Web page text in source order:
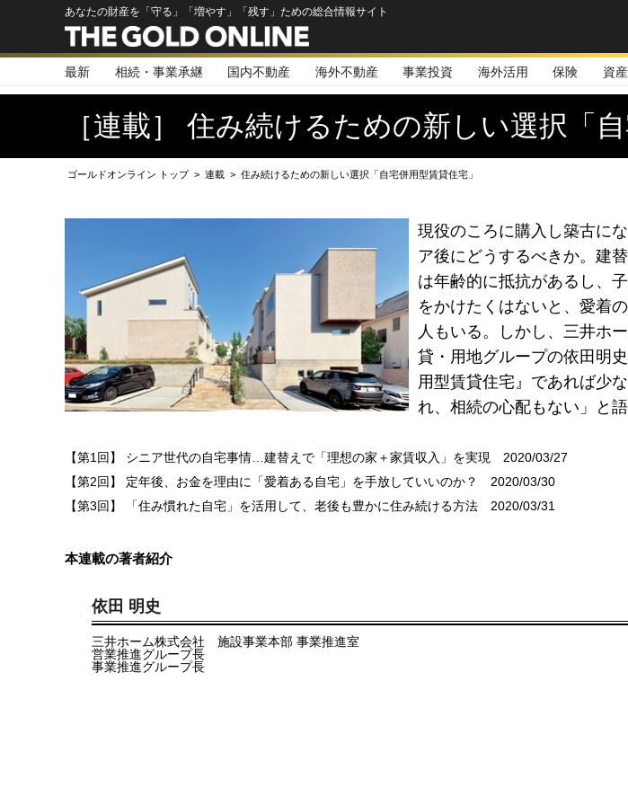
あなたの財産を「守る」「増やす」「残す」ための総合情報サイト
最新 相続・事業承継 国内不動産 海外不動産 事業投資 海外活用 保険 資
［連載］ 住み続けるための新しい選択「
ゴールドオンライン トップ > 連載 > 住み続けるための新しい選択「自宅併用型賃貸住宅」
現役のころに購入し築古に
ア後にどうするべきか。建
は年齢的に抵抗があるし、
をかけたくはないと、愛着
人もいる。しかし、三井ホ
貸・用地グループの依田明
用型賃貸住宅』であれば少
れ、相続の心配もない」と語
【第1回】 シニア世代の自宅事情…建替えで「理想の家＋家賃収入」を実現
2020/03/27
【第2回】 定年後、お金を理由に「愛着ある自宅」を手放していいのか？
2020/03/30
【第3回】 「住み慣れた自宅」を活用して、老後も豊かに住み続ける方法 2020/03/31
本連載の著者紹介
依田 明史
三井ホーム株式会社 施設事業本部 事業推進室
営業推進グループ長
事業推進グループ長